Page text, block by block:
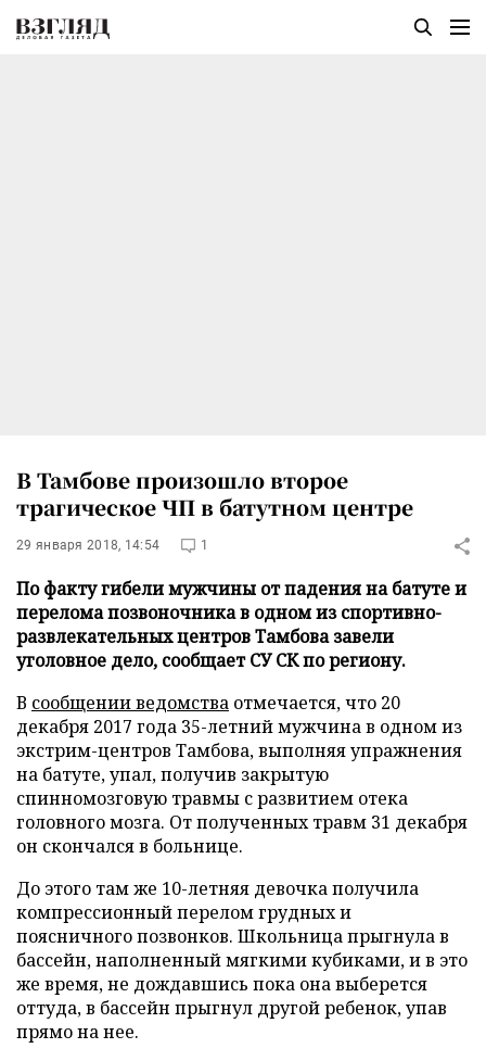
В Тамбове произошло второе
трагическое ЧП в батутном центре
29 января 2018, 14:54 1
По факту гибели мужчины от падения на батуте и
перелома позвоночника в одном из спортивно-
развлекательных центров Тамбова завели
уголовное дело, сообщает СУ СК по региону.
В сообщении ведомства отмечается, что 20
декабря 2017 года 35-летний мужчина в одном из
экстрим-центров Тамбова, выполняя упражнения
на батуте, упал, получив закрытую
спинномозговую травмы с развитием отека
головного мозга. От полученных травм 31 декабря
он скончался в больнице.
До этого там же 10-летняя девочка получила
компрессионный перелом грудных и
поясничного позвонков. Школьница прыгнула в
бассейн, наполненный мягкими кубиками, и в это
же время, не дождавшись пока она выберется
оттуда, в бассейн прыгнул другой ребенок, упав
прямо на нее.